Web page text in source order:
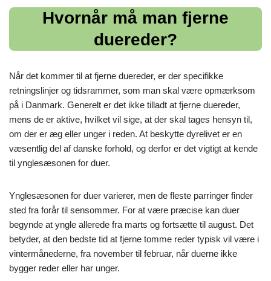
Hvornår må man fjerne
duereder?
Når det kommer til at fjerne duereder, er der specifikke
retningslinjer og tidsrammer, som man skal være opmærksom
på i Danmark. Generelt er det ikke tilladt at fjerne duereder,
mens de er aktive, hvilket vil sige, at der skal tages hensyn til,
om der er æg eller unger i reden. At beskytte dyrelivet er en
væsentlig del af danske forhold, og derfor er det vigtigt at kende
til ynglesæsonen for duer.
Ynglesæsonen for duer varierer, men de fleste parringer finder
sted fra forår til sensommer. For at være præcise kan duer
begynde at yngle allerede fra marts og fortsætte til august. Det
betyder, at den bedste tid at fjerne tomme reder typisk vil være i
vintermånederne, fra november til februar, når duerne ikke
bygger reder eller har unger.